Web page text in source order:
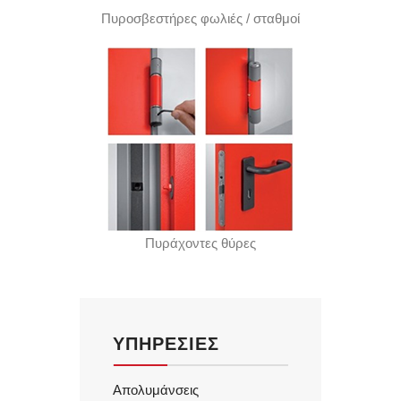
Πυροσβεστήρες φωλιές / σταθμοί
Πυράχοντες θύρες
ΥΠΗΡΕΣΊΕΣ
Απολυμάνσεις